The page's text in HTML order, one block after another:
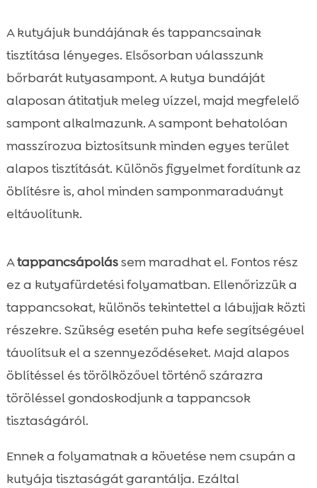
A kutyájuk bundájának és tappancsainak
tisztítása lényeges. Elsősorban válasszunk
bőrbarát kutyasampont. A kutya bundáját
alaposan átitatjuk meleg vízzel, majd megfelelő
sampont alkalmazunk. A sampont behatolóan
masszírozva biztosítsunk minden egyes terület
alapos tisztítását. Különös figyelmet fordítunk az
öblítésre is, ahol minden samponmaradványt
eltávolítunk.
Atappancsápolássem maradhat el. Fontos rész
ez a kutyafürdetési folyamatban. Ellenőrizzük a
tappancsokat, különös tekintettel a lábujjak közti
részekre. Szükség esetén puha kefe segítségével
távolítsuk el a szennyeződéseket. Majd alapos
öblítéssel és törölközővel történő szárazra
töröléssel gondoskodjunk a tappancsok
tisztaságáról.
Ennek a folyamatnak a követése nem csupán a
kutyája tisztaságát garantálja. Ezáltal